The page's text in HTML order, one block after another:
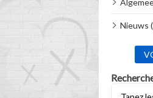
Nieuws